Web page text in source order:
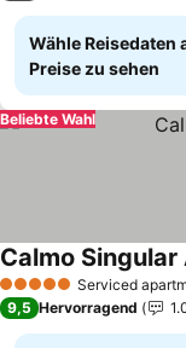
Wähle Reisedaten
Preise zu sehen
Beliebte Wahl
5 Sterne Serviced
Calmo
9,5 Hervorragend